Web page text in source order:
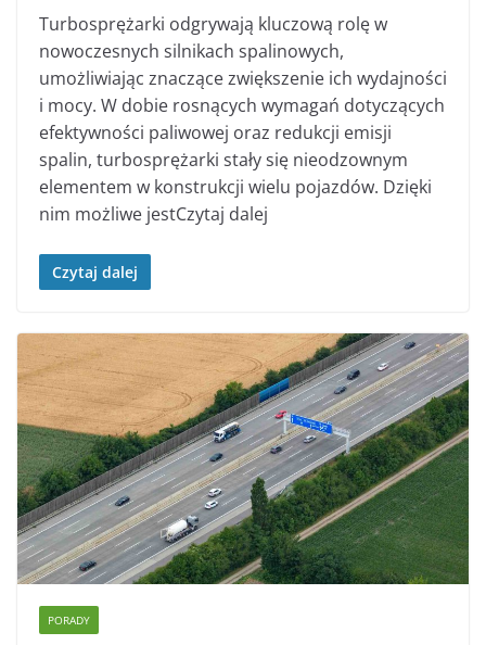
Turbosprężarki odgrywają kluczową rolę w
nowoczesnych silnikach spalinowych,
umożliwiając znaczące zwiększenie ich wydajności
i mocy. W dobie rosnących wymagań dotyczących
efektywności paliwowej oraz redukcji emisji
spalin, turbosprężarki stały się nieodzownym
elementem w konstrukcji wielu pojazdów. Dzięki
nim możliwe jestCzytaj dalej
Czytaj dalej
PORADY